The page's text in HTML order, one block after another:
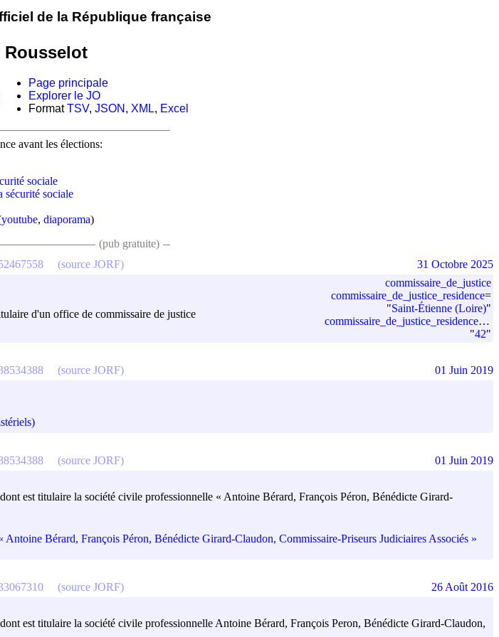
de la République française
Rousselot
Page principale
Explorer le JO
FormatTSV, JSON , XML, Excel
avant les élections:
sociale
sécurité sociale
youtube, diaporama)
(pub gratuite)
d'un office de commissaire de justice
commissaire_de_justice
commissaire_de_justice_residence=
"Saint-Étienne (Loire)"
commissaire_de_justice_residence_departement_code
"42"
(source JORF) 31 Octobre 2025
(source JORF) 01 Juin 2019
est titulaire la société civile professionnelle « Antoine Bérard, François Péron, Bénédicte Girard-
Bérard, François Péron, Bénédicte Girard-Claudon, Commissaire-Priseurs Judiciaires Associés »
(source JORF) 01 Juin 2019
est titulaire la société civile professionnelle Antoine Bérard, François Peron, Bénédicte Girard-Claudon,
(source JORF) 26 Août 2016